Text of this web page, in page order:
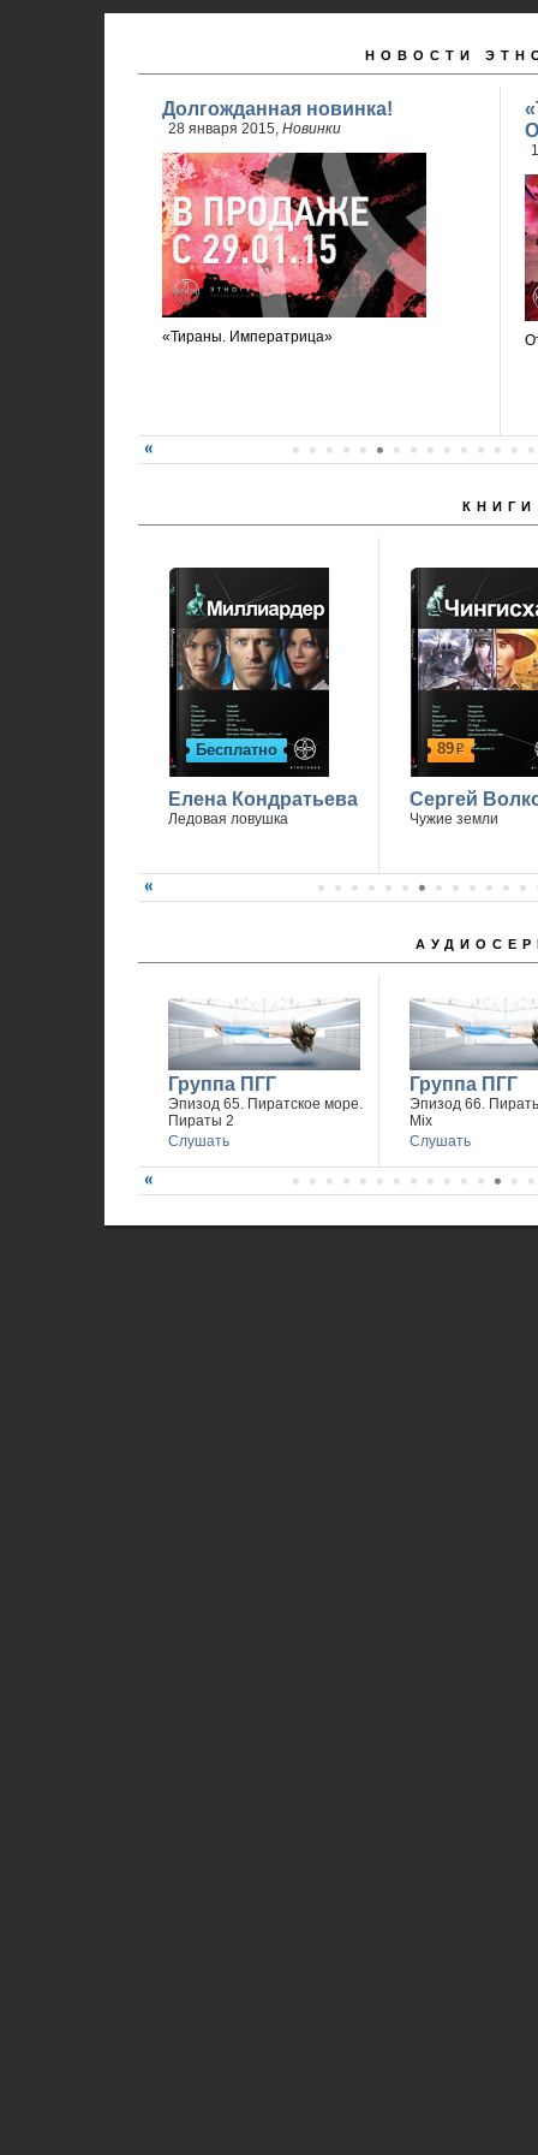
НОВОСТИ
Долгожданная новинка!
28 января 2015, Новинки
«Тираны. Императрица»
КНИГИ
Бесплатно
Елена Кондратьева
Ледовая ловушка
89р
Сергей
Чужие земли
Группа ПГГ
Эпизод 65. Пиратское море.
Пираты 2
Слушать
Группа ПГГ
Эпизод 66.
Mix
Слушать